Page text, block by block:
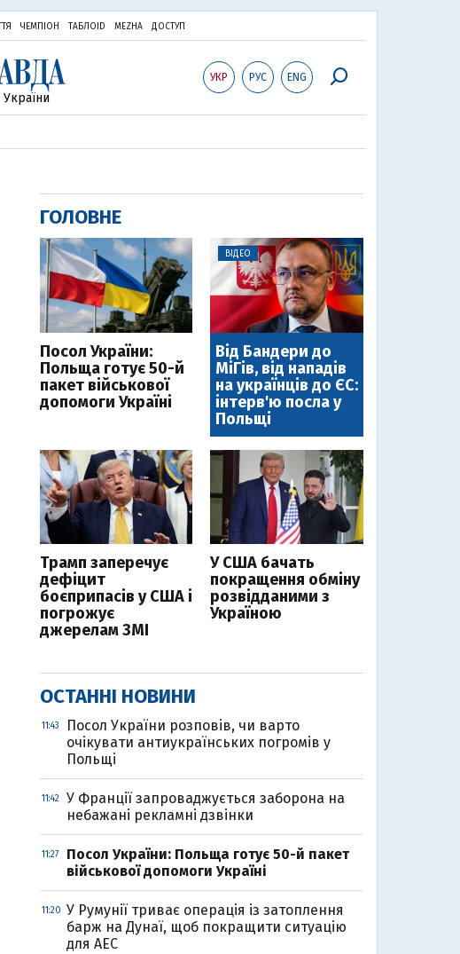
ЧЕМПІОН ТАБЛОID MEZHA ДОСТУП
УКР РУС ENG
ГОЛОВНЕ
Посол України:
Польща готує 50-й
пакет військової
допомоги Україні
ВІДЕО
Від Бандери до
МіГів, від нападів
на українців до ЄС:
інтерв'ю посла у
Польщі
Трамп заперечує
дефіцит
боєприпасів у США і
погрожує
джерелам ЗМІ
У США бачать
покращення обміну
розвідданими з
Україною
ОСТАННІ НОВИНИ
11:43
Посол України розповів, чи варто
очікувати антиукраїнських погромів у
Польщі
11:42
У Франції запроваджується заборона на
небажані рекламні дзвінки
11:27
Посол України: Польща готує 50-й пакет
військової допомоги Україні
11:20 У Румунії триває операція із затоплення
барж на Дунаї, щоб покращити ситуацію
для АЕС